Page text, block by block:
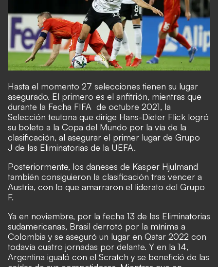
Hasta el momento 27 selecciones tienen su lugar
asegurado. El primero es el anfitrión, mientras que
durante la Fecha FIFA de octubre 2021, la
Selección teutona que dirige Hans-Dieter Flick logró
su boleto a la Copa del Mundo por la vía de la
clasificación, al asegurar el primer lugar de Grupo
J de las Eliminatorias de la UEFA.
Posteriormente, los daneses de Kasper Hjulmand
también consiguieron la clasificación tras vencer a
Austria, con lo que amarraron el liderato del Grupo
F.
Ya en noviembre, por la fecha 13 de las Eliminatorias
sudamericanas, Brasil derrotó por la mínima a
Colombia y se aseguró un lugar en Qatar 2022 con
todavía cuatro jornadas por delante. Y en la 14,
Argentina igualó con el Scratch y se benefició de las